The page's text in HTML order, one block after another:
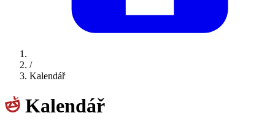
/
Kalendář
Kalendář